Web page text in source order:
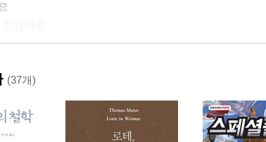
어요_작업실 갖기
야 할 일이 있어요_엄마에게 미역국 끓여드리기
이런 느낌이겠죠_‘우유니 소금사막’에 가서 누워보기
(37개)